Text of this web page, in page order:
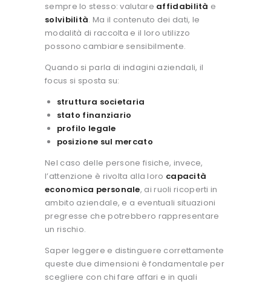
sempre lo stesso: valutare affidabilità e
solvibilità. Ma il contenuto dei dati, le
modalità di raccolta e il loro utilizzo
possono cambiare sensibilmente.
Quando si parla di indagini aziendali, il
focus si sposta su:
struttura societaria
stato finanziario
profilo legale
posizione sul mercato
Nel caso delle persone fisiche, invece,
l’attenzione è rivolta alla loro capacità
economica personale, ai ruoli ricoperti in
ambito aziendale, e a eventuali situazioni
pregresse che potrebbero rappresentare
un rischio.
Saper leggere e distinguere correttamente
queste due dimensioni è fondamentale per
scegliere con chi fare affari e in quali